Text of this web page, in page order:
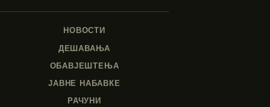
НОВОСТИ
ДЕШАВАЊА
ОБАВЈЕШТЕЊА
ЈАВНЕ НАБАВКЕ
РАЧУНИ